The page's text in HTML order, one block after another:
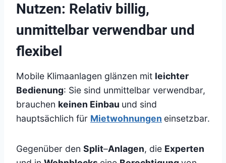
Nutzen: Relativ billig,
unmittelbar verwendbar und
flexibel
Mobile Klimaanlagen glänzen mit leichter
Bedienung: Sie sind unmittelbar verwendbar,
brauchen keinen Einbau und sind
hauptsächlich für Mietwohnungen einsetzbar.
Gegenüber den Split–Anlagen, die Experten